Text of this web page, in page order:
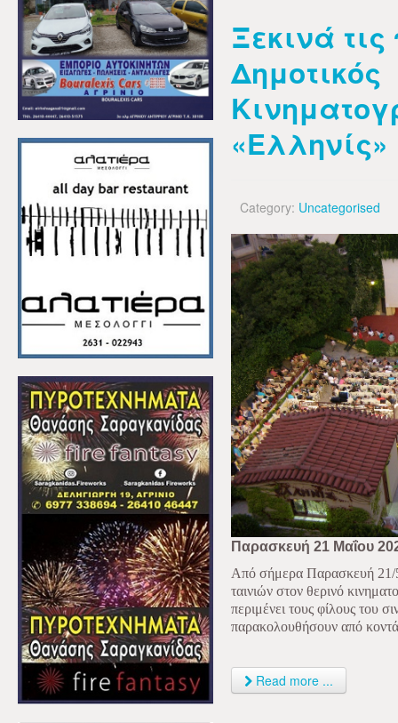
Ξεκινά
Δημοτικός
«Ελληνίς»
Category: Uncategorised
Παρασκευή 21 Μαΐου
Από σήμερα Παρασκευή 21/5
ταινιών στον θερινό
περιμένει τους φίλους του
παρακολουθήσουν από κοντά
Read more ...